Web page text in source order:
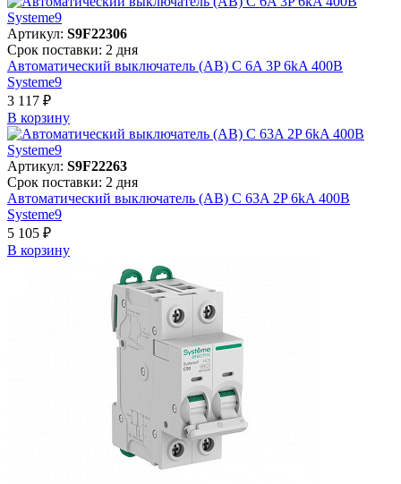
Артикул: S9F22306
Срок поставки: 2 дня
Автоматический выключатель (АВ) C 6A 3P 6kA 400В
Systeme9
3 117 ₽
В корзинy
Артикул: S9F22263
Срок поставки: 2 дня
Автоматический выключатель (АВ) C 63A 2P 6kA 400В
Systeme9
5 105 ₽
В корзинy